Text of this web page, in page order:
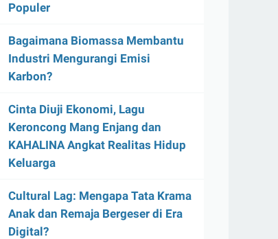
Populer
Bagaimana Biomassa Membantu
Industri Mengurangi Emisi
Karbon?
Cinta Diuji Ekonomi, Lagu
Keroncong Mang Enjang dan
KAHALINA Angkat Realitas Hidup
Keluarga
Cultural Lag: Mengapa Tata Krama
Anak dan Remaja Bergeser di Era
Digital?